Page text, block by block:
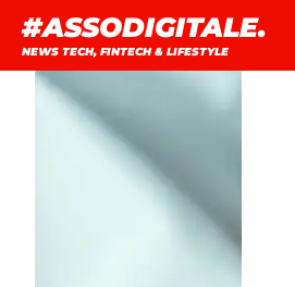
contenuto
#ASSODIGITALE.
NEWS TECH, FINTECH & LIFESTYLE